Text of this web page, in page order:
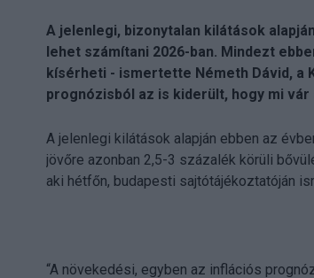
A jelenlegi, bizonytalan kilátások
lehet számítani 2026-ban. Mindezt
kísérheti - ismertette Németh Dávid,
prognózisból az is kiderült, hogy mi
A jelenlegi kilátások alapján ebben az
jövőre azonban 2,5-3 százalék körüli
aki hétfőn, budapesti sajtótájékoztatóján
“A növekedési, egyben az inflációs